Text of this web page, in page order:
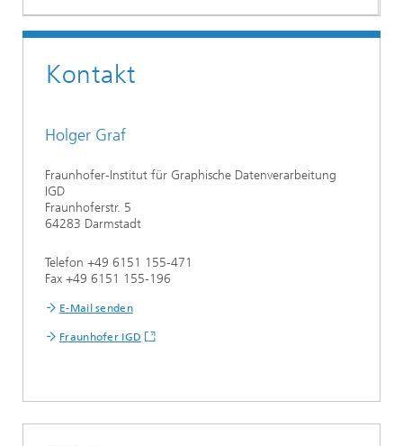
Kontakt
Holger Graf
Fraunhofer-Institut für Graphische Datenverarbeitung
IGD
Fraunhoferstr. 5
64283 Darmstadt
Telefon +49 6151 155-471
Fax +49 6151 155-196
E-Mail senden
Fraunhofer IGD